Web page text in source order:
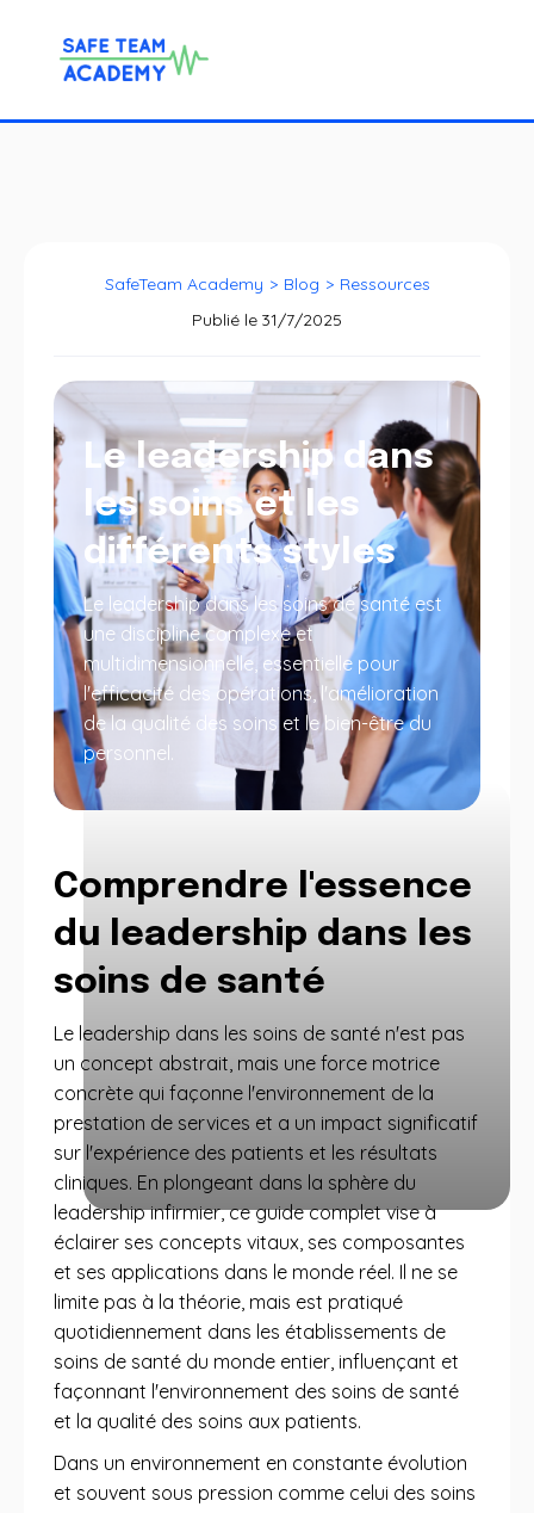
SafeTeam Academy > Blog > Ressources
Publié le 31/7/2025
Le leadership dans
les soins et les
différents styles
Le leadership dans les soins de santé est
une discipline complexe et
multidimensionnelle, essentielle pour
l'efficacité des opérations, l'amélioration
de la qualité des soins et le bien-être du
personnel.
Comprendre l'essence
du leadership dans les
soins de santé
Le leadership dans les soins de santé n'est pas
un concept abstrait, mais une force motrice
concrète qui façonne l'environnement de la
prestation de services et a un impact significatif
sur l'expérience des patients et les résultats
cliniques. En plongeant dans la sphère du
leadership infirmier, ce guide complet vise à
éclairer ses concepts vitaux, ses composantes
et ses applications dans le monde réel. Il ne se
limite pas à la théorie, mais est pratiqué
quotidiennement dans les établissements de
soins de santé du monde entier, influençant et
façonnant l'environnement des soins de santé
et la qualité des soins aux patients.
Dans un environnement en constante évolution
et souvent sous pression comme celui des soins